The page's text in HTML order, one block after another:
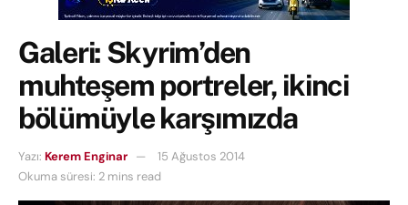
Galeri: Skyrim’den
muhteşem portreler, ikinci
bölümüyle karşımızda
Yazı: Kerem Enginar
15 Ağustos 2014
Okuma süresi: 2 mins read